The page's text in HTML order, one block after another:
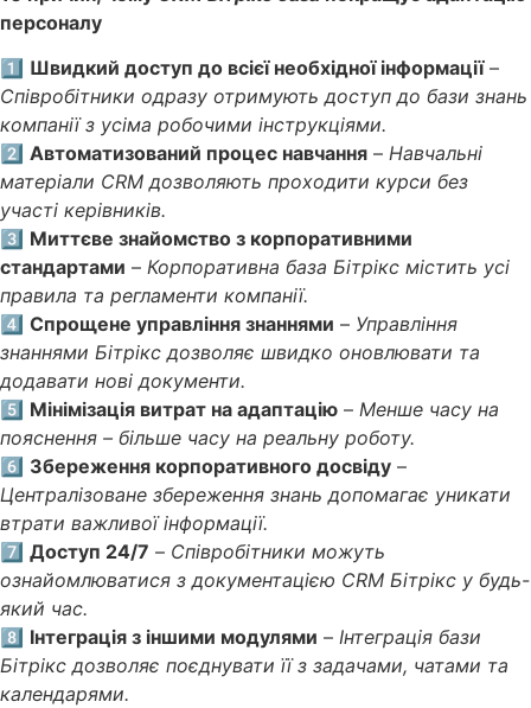
персоналу
1️⃣ Швидкий доступ до всієї необхідної інформації–
Співробітники одразу отримують доступ до бази знань
компанії з усіма робочими інструкціями.
2️⃣ Автоматизований процес навчання – Навчальні
матеріали CRM дозволяють проходити курси без
участі керівників.
3️⃣ Миттєве знайомство з корпоративними
стандартами – Корпоративна база Бітрікс містить усі
правила та регламенти компанії.
4️⃣ Спрощене управління знаннями – Управління
знаннями Бітрікс дозволяє швидко оновлювати та
додавати нові документи.
5️⃣ Мінімізація витрат на адаптацію – Менше часу на
пояснення – більше часу на реальну роботу.
6️⃣ Збереження корпоративного досвіду –
Централізоване збереження знань допомагає уникати
втрати важливої інформації.
7️⃣ Доступ 24/7 – Співробітники можуть
ознайомлюватися з документацією CRM Бітрікс у будь-
який час.
8️⃣ Інтеграція з іншими модулями – Інтеграція бази
Бітрікс дозволяє поєднувати її з задачами, чатами та
календарями.